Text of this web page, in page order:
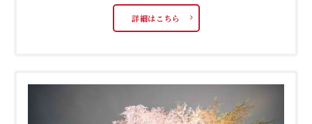
詳細はこちら